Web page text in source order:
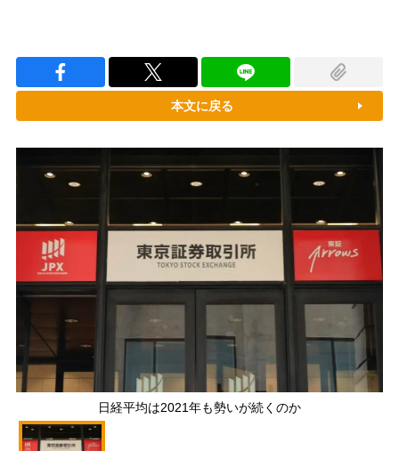
本文に戻る
日経平均は2021年も勢いが続くのか